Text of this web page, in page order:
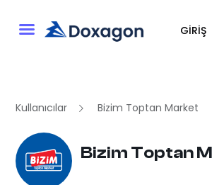
GIRIŞ
Kullanıcılar Bizim Toptan Market
Bizim Toptan